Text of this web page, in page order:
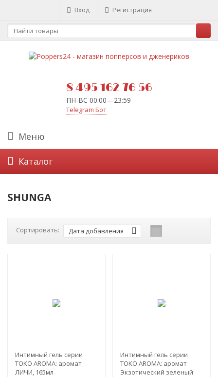
Вход Регистрация
8 495 162 76 56
ПН-ВС 00:00—23:59
Telegram Бот
Меню
Каталог
SHUNGA
Сортировать: Дата добавления
Интимный гель серии
TOKO AROMA: аромат
ЛИЧИ, 165мл
Интимный гель серии
TOKO AROMA: аромат
Экзотический зеленый